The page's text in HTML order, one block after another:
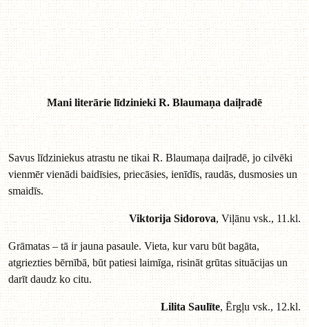
Mani literārie līdzinieki R. Blaumaņa daiļradē
Savus līdziniekus atrastu ne tikai R. Blaumaņa daiļradē, jo cilvēki
vienmēr vienādi baidīsies, priecāsies, ienīdīs, raudās, dusmosies un
smaidīs.
Viktorija Sidorova, Viļānu vsk., 11.kl.
Grāmatas – tā ir jauna pasaule. Vieta, kur varu būt bagāta,
atgriezties bērnībā, būt patiesi laimīga, risināt grūtas situācijas un
darīt daudz ko citu.
Lilita Saulīte, Ērgļu vsk., 12.kl.